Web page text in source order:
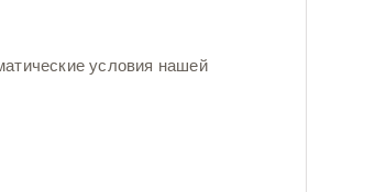
условия нашей